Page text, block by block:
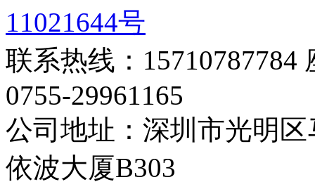
11021644号
联系热线：15710787784
0755-29961165
公司地址：深圳市光明
依波大厦B303